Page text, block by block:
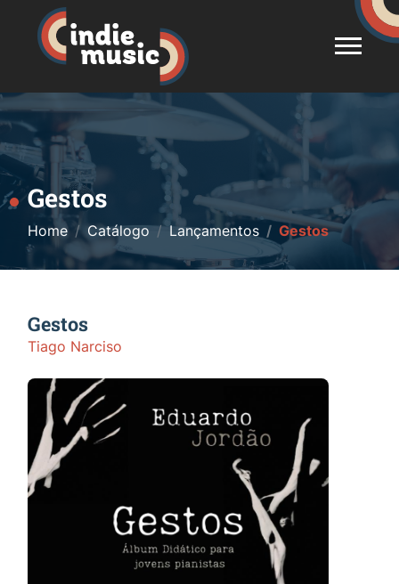
Gestos
Home Catálogo Lançamentos Gestos
Gestos
Tiago Narciso